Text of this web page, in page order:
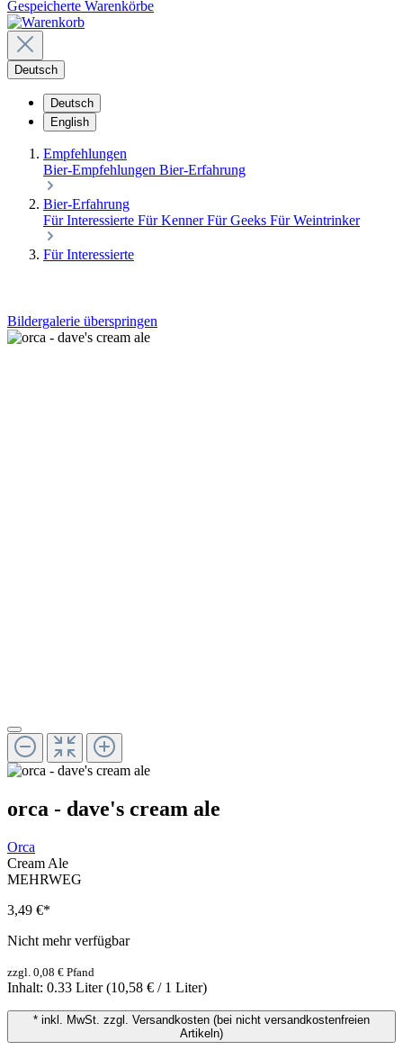
Gespeicherte Warenkörbe
Deutsch
Deutsch
English
Empfehlungen
Bier-Empfehlungen Bier-Erfahrung
Bier-Erfahrung
Für Interessierte Für KennerFür Geeks Für Weintrinker
Für Interessierte
Bildergalerie überspringen
orca - dave's cream ale
Orca
Cream Ale
MEHRWEG
3,49 €*
Nicht mehr verfügbar
zzgl. 0,08 € Pfand
Inhalt: 0.33 Liter(10,58 € / 1 Liter)
* inkl. MwSt. zzgl. Versandkosten (bei nicht versandkostenfreien
Artikeln)